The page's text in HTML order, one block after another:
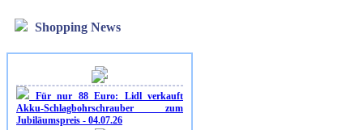
Shopping News
Für nur 88 Euro: Lidl verkauft
Akku-Schlagbohrschrauber zum
Jubiläumspreis - 04.07.26